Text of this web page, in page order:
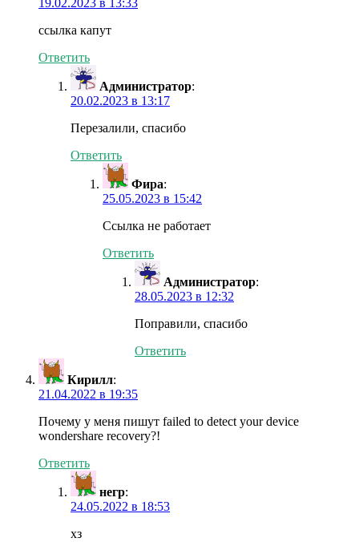
19.02.2023 в 13:33
ссылка капут
Ответить
Администратор:
20.02.2023 в 13:17
Перезалили, спасибо
Ответить
Фира:
25.05.2023 в 15:42
Ссылка не работает
Ответить
Администратор:
28.05.2023 в 12:32
Поправили, спасибо
Ответить
Кирилл:
21.04.2022 в 19:35
Почему у меня пишут failed to detect your device
wondershare recovery?!
Ответить
негр:
24.05.2022 в 18:53
хз